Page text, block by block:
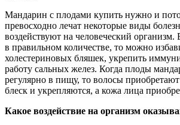
Мандарин с плодами купить нужно и
превосходно лечат некоторые виды
воздействуют на человеческий организм.
в правильном количестве, то можно
холестериновых бляшек, укрепить
работу сальных желез. Когда плоды
регулярно в пищу, то волосы
блеск и укрепляются, а кожа лица
Какое воздействие на организм